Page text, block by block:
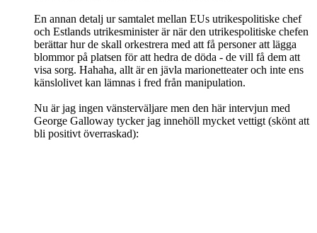
En annan detalj ur samtalet mellan EUs utrikespolitiske chef
och Estlands utrikesminister är när den utrikespolitiske chefen
berättar hur de skall orkestrera med att få personer att lägga
blommor på platsen för att hedra de döda - de vill få dem att
visa sorg. Hahaha, allt är en jävla marionetteater och inte ens
känslolivet kan lämnas i fred från manipulation.
Nu är jag ingen vänsterväljare men den här intervjun med
George Galloway tycker jag innehöll mycket vettigt (skönt att
bli positivt överraskad):